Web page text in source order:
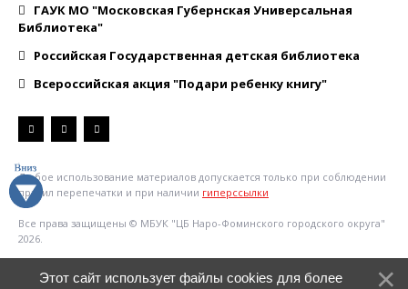
ГАУК МО "Московская Губернская Универсальная
Библиотека"
Российская Государственная детская библиотека
Всероссийская акция "Подари ребенку книгу"
Любое использование материалов допускается только при соблюдении
правил перепечатки и при наличии гиперссылки
Все права защищены © МБУК "ЦБ Наро-Фоминского городского округа"
2026.
Этот сайт использует файлы cookies для более